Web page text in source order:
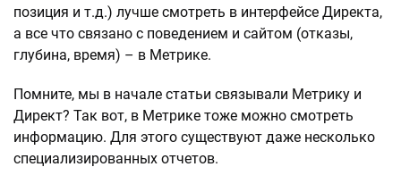
позиция и т.д.) лучше смотреть в интерфейсе Директа,
а все что связано с поведением и сайтом (отказы,
глубина, время) – в Метрике.
Помните, мы в начале статьи связывали Метрику и
Директ? Так вот, в Метрике тоже можно смотреть
информацию. Для этого существуют даже несколько
специализированных отчетов.